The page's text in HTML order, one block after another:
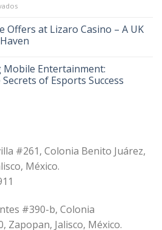
en
the
Thrills
of
Casino
in
Offers at Lizaro Casino – A UK
Mobile Entertainment:
of Esports Success
#261, Colonia Benito Juárez,
México.
#390-b, Colonia
Zapopan, Jalisco, México.